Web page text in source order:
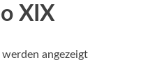
XIX
angezeigt